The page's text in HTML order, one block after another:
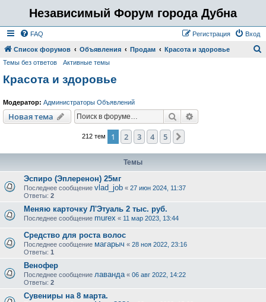
Независимый Форум города Дубна
FAQ Вход
Регистрация
Список форумов Объявления Продам Красота и здоровье
Темы без ответов Активные темы
Красота и здоровье
Модератор: Администраторы Объявлений
Новая тема Поиск
212 тем 1 2 3 4 5
Темы
Эспиро (Эплеренон) 25мг
Последнее сообщение vlad_job « 27 июн 2024, 11:37
Ответы: 2
Меняю карточку Л'Этуаль 2 тыс. руб.
Последнее сообщение murex « 11 мар 2023, 13:44
Средство для роста волос
Последнее сообщение магарыч « 28 ноя 2022, 23:16
Ответы: 1
Венофер
Последнее сообщение лаванда « 06 авг 2022, 14:22
Ответы: 2
Сувениры на 8 марта.